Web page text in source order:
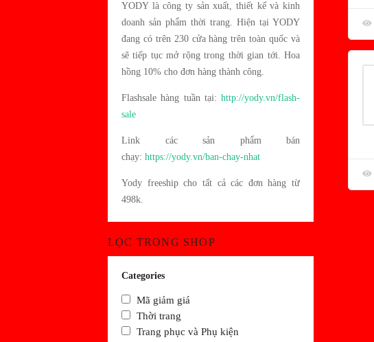
YODY là công ty sản xuất, thiết kế và kinh
doanh sản phẩm thời trang. Hiện tại YODY
đang có trên 230 cửa hàng trên toàn quốc và
sẽ tiếp tục mở rộng trong thời gian tới. ️Hoa
hồng 10% cho đơn hàng thành công.
Flashsale hàng tuần tại: http://yody.vn/flash-
sale
Link các sản phẩm bán
chạy: https://yody.vn/ban-chay-nhat
Yody freeship cho tất cả các đơn hàng từ
498k.
LỌC TRONG SHOP
Categories
Mã giảm giá
Thời trang
Trang phục và Phụ kiện